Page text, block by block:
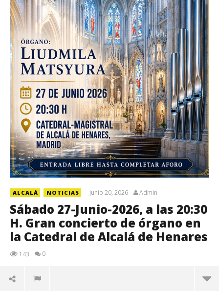
ALCALÁ NOTICIAS junio 20, 2026 Admin
Sábado 27-Junio-2026, a las 20:30
H. Gran concierto de órgano en
la Catedral de Alcalá de Henares
143 0